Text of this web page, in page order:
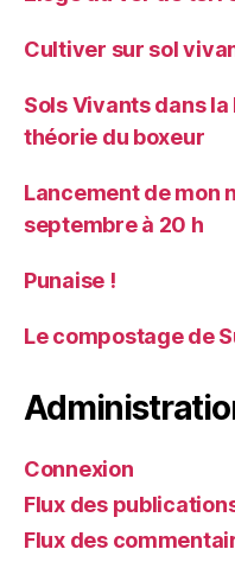
Cultiver sur sol
Sols Vivants dans la
théorie du boxeur
Lancement de mon
septembre à 20 h
Punaise !
Le compostage de
Connexion
Flux des
Flux des